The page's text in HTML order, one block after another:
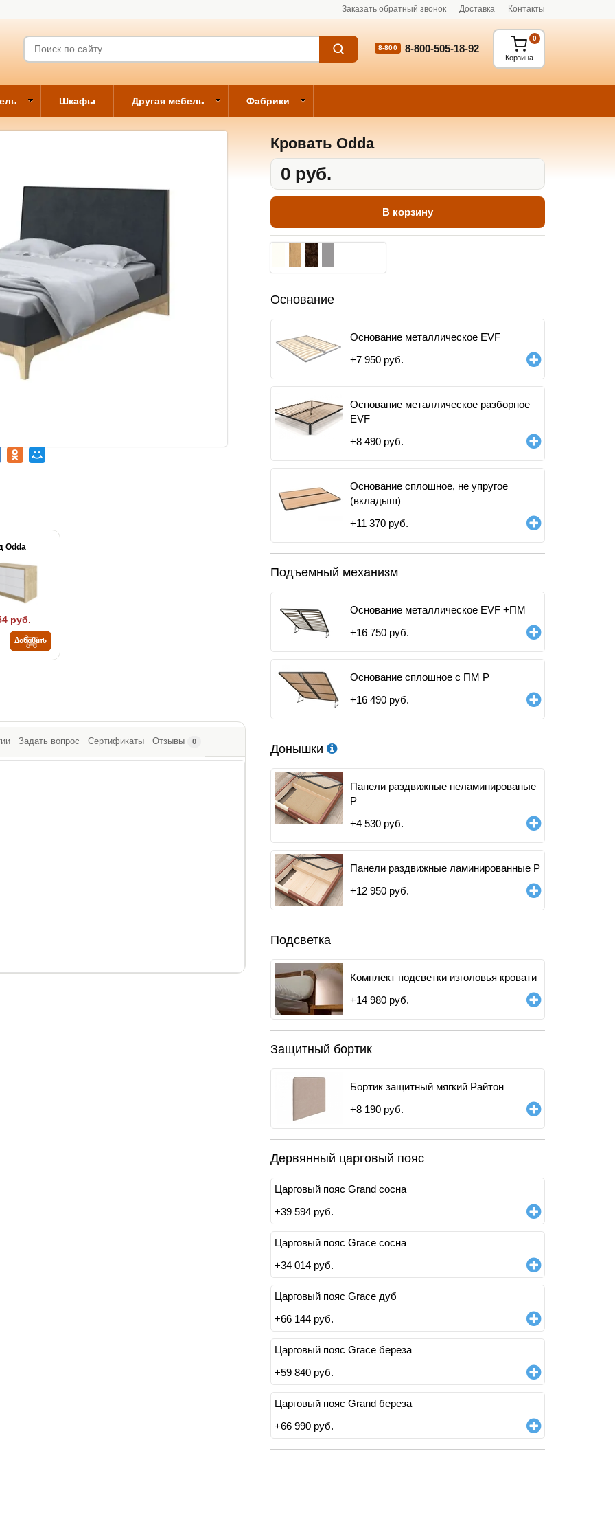
Заказать обратный звонок Доставка Контакты
8-800 8-800-505-18-92
Корзина
0
Шкафы Другая мебель Фабрики
Кровать Odda
0 руб.
В корзину
Основание
Основание металлическое EVF
+7 950 руб.
Основание металлическое разборное
EVF
+8 490 руб.
Основание сплошное, не упругое
(вкладыш)
+11 370 руб.
Подъемный механизм
Основание металлическое EVF +ПМ
+16 750 руб.
Основание сплошное с ПМ Р
+16 490 руб.
Донышки
Панели раздвижные неламинированые
Р
+4 530 руб.
Панели раздвижные ламинированные Р
+12 950 руб.
Подсветка
Комплект подсветки изголовья кровати
+14 980 руб.
Защитный бортик
Бортик защитный мягкий Райтон
+8 190 руб.
Дервянный царговый пояс
Царговый пояс Grand сосна
+39 594 руб.
Царговый пояс Grace сосна
+34 014 руб.
Царговый пояс Grace дуб
+66 144 руб.
Царговый пояс Grace береза
+59 840 руб.
Царговый пояс Grand береза
+66 990 руб.
Odda
руб.
Добавить
Задать вопрос Сертификаты Отзывы 0